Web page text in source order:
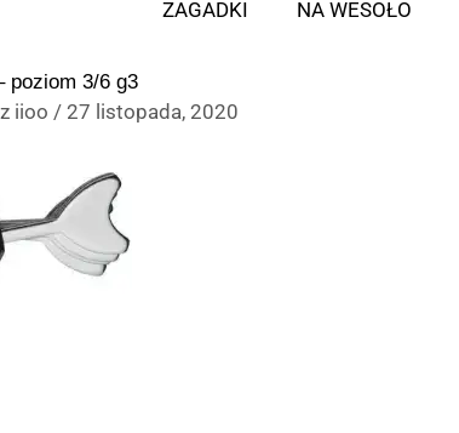
ZAGADKI NA WESOŁO
poziom 3/6 g3
iioo / 27 listopada, 2020